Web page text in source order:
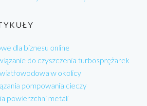
dla biznesu online
do czyszczenia turbosprężarek
w okolicy
pompowania cieczy
powierzchni metali